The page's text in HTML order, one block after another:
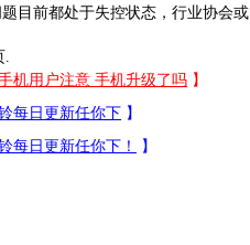
目前都处于失控状态，行业协会或
.